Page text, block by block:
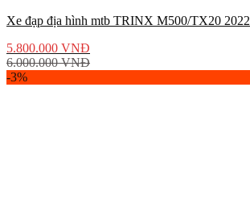
Xe đạp địa hình mtb TRINX M500/TX20 2022
5.800.000 VNĐ
6.000.000VNĐ
-3%